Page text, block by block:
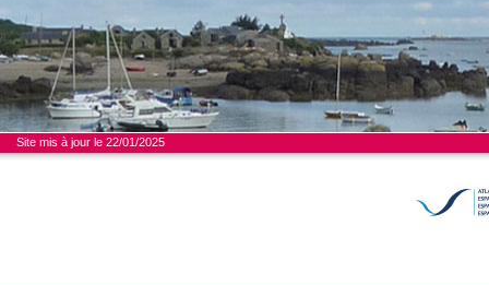
Site mis à jour le 22/01/2025